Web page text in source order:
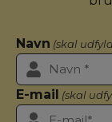
Navn (skal
E-mail (skal